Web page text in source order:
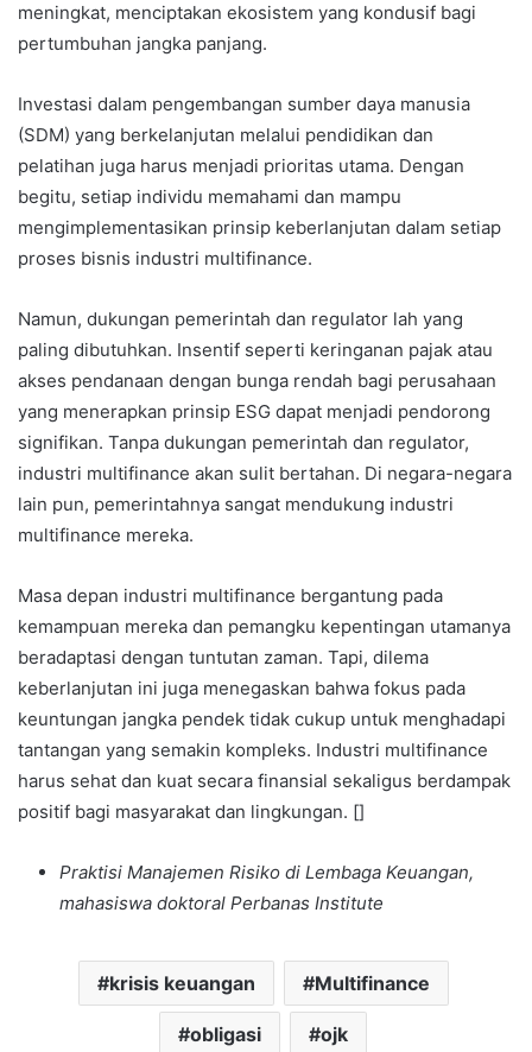
meningkat, menciptakan ekosistem yang kondusif bagi
pertumbuhan jangka panjang.
Investasi dalam pengembangan sumber daya manusia
(SDM) yang berkelanjutan melalui pendidikan dan
pelatihan juga harus menjadi prioritas utama. Dengan
begitu, setiap individu memahami dan mampu
mengimplementasikan prinsip keberlanjutan dalam setiap
proses bisnis industri multifinance.
Namun, dukungan pemerintah dan regulator lah yang
paling dibutuhkan. Insentif seperti keringanan pajak atau
akses pendanaan dengan bunga rendah bagi perusahaan
yang menerapkan prinsip ESG dapat menjadi pendorong
signifikan. Tanpa dukungan pemerintah dan regulator,
industri multifinance akan sulit bertahan. Di negara-negara
lain pun, pemerintahnya sangat mendukung industri
multifinance mereka.
Masa depan industri multifinance bergantung pada
kemampuan mereka dan pemangku kepentingan utamanya
beradaptasi dengan tuntutan zaman. Tapi, dilema
keberlanjutan ini juga menegaskan bahwa fokus pada
keuntungan jangka pendek tidak cukup untuk menghadapi
tantangan yang semakin kompleks. Industri multifinance
harus sehat dan kuat secara finansial sekaligus berdampak
positif bagi masyarakat dan lingkungan. []
Praktisi Manajemen Risiko di Lembaga Keuangan,
mahasiswa doktoral Perbanas Institute
krisis keuangan Multifinance
obligasi ojk